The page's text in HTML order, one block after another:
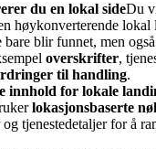
du en lokal sideDu
høykonverterende lokal
bare blir funnet, men
overskrifter,
til handling.
innhold for lokale
lokasjonsbaserte
tjenestedetaljer for å